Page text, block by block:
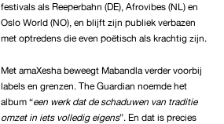
festivals als Reeperbahn (DE), Afrovibes (NL) en
Oslo World (NO), en blijft zijn publiek verbazen
met optredens die even poëtisch als krachtig zijn.
Met amaXesha beweegt Mabandla verder voorbij
labels en grenzen. The Guardian noemde het
album “een werk dat de schaduwen van traditie
omzet in iets volledig eigens”. En dat is precies